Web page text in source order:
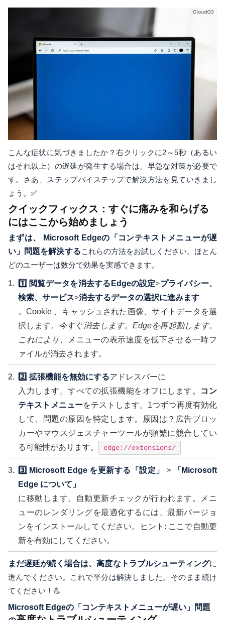
こんな症状に気づきましたか？右クリックに2～5秒（あるい
はそれ以上）の遅延が発生する場合は、早急な対策が必要で
す。さあ、ステップバイステップで解決方法を見ていきまし
ょう。✅
クイックフィックス：すぐに痛みを和らげる
にはここから始めましょう
まずは、 Microsoft Edgeの「コンテキストメニューが遅
い」問題を解決するこれらの方法をお試しください。ほとん
どのユーザーは数分で効果を実感できます。
1️⃣ 閲覧データを消去する Edgeの設定>プライバシー、
検索、サービス>消去するデータの選択に進みます
。Cookie 、キャッシュされた画像、サイトデータを選
択します。 今すぐ消去します。Edgeを再起動します。
これにより 、
メニューの表示速度を低下させる一時フ
ァイルが消去されます。
2️⃣ 拡張機能を無効にするアドレスバーに
入力します。すべての拡張機能をオフにします。 コン
テキストメニューをテストします。1つずつ再度有効化
して、問題の原因を特定します。原因は？広告ブロッ
カーやマウスジェスチャーツールが頻繁に競合してい
る可能性があります。
edge://extensions/
3️⃣ Microsoft Edge を更新する 「設定」 >
「Microsoft
Edge について」
に移動します。自動更新チェックが行われます。メニ
ューのレンダリングを最適化するには、最新バージョ
ンをインストールしてください。ヒント: ここで自動更
新を有効にしてください。
まだ遅延が続く場合は、高度なトラブルシューティングに
進んでください。これで半分は解決しました。そのまま続け
てください！💪
Microsoft Edgeの「コンテキストメニューが遅い」問題